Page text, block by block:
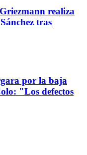
realiza
tras
por la baja
"Los defectos